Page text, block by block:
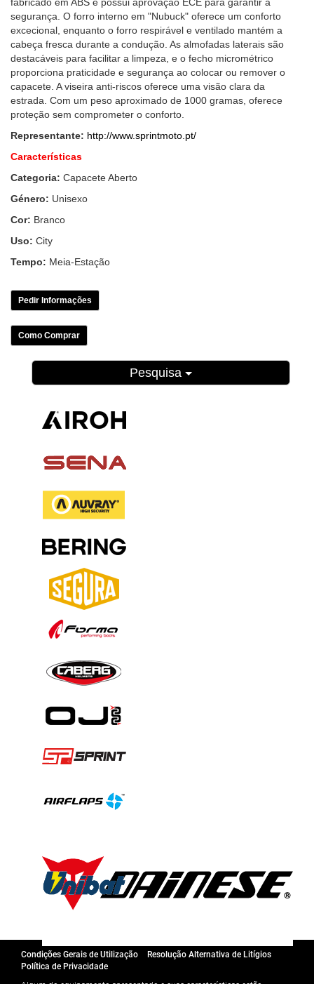
fabricado em ABS e possui aprovação ECE para garantir a
segurança. O forro interno em "Nubuck" oferece um conforto
excecional, enquanto o forro respirável e ventilado mantém a
cabeça fresca durante a condução. As almofadas laterais são
destacáveis para facilitar a limpeza, e o fecho micrométrico
proporciona praticidade e segurança ao colocar ou remover o
capacete. A viseira anti-riscos oferece uma visão clara da
estrada. Com um peso aproximado de 1000 gramas, oferece
proteção sem comprometer o conforto.
Representante: http://www.sprintmoto.pt/
Características
Categoria: Capacete Aberto
Género: Unisexo
Cor: Branco
Uso: City
Tempo: Meia-Estação
Pedir Informações
Como Comprar
Pesquisa
Condições Gerais de Utilização
Resolução Alternativa de Litígios
Política de Privacidade